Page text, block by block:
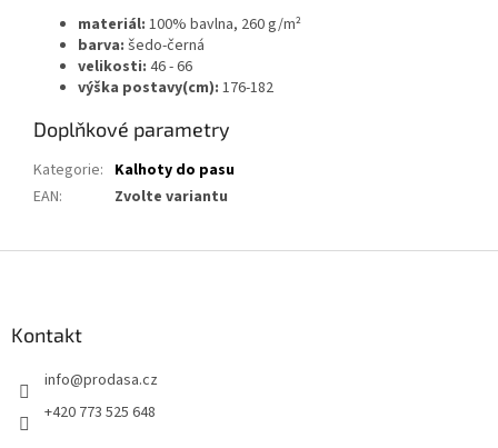
materiál: 100% bavlna, 260 g/m²
barva: šedo-černá
velikosti: 46 - 66
výška postavy(cm): 176-182
Doplňkové parametry
Kategorie: Kalhoty do pasu
EAN: Zvolte variantu
Kontakt
info@prodasa.cz
+420 773 525 648